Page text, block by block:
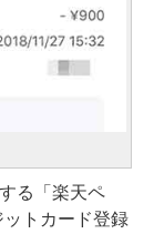
る「楽天ペ
トカード登録